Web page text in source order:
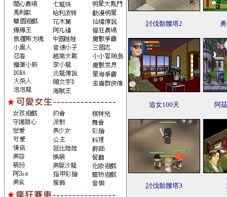
討伐骷髏塔2
追女100天 阿
討伐骷髏塔3